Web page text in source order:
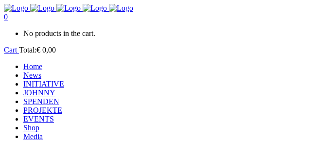
0
No products in the cart.
Cart Total:€ 0,00
Home
News
INITIATIVE
JOHNNY
SPENDEN
PROJEKTE
EVENTS
Shop
Media